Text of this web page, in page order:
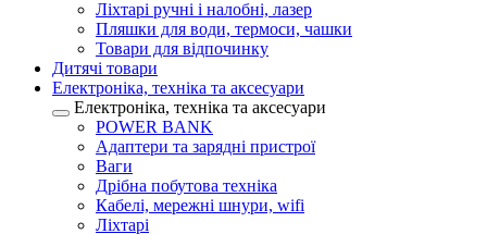
Ліхтарі ручні і налобні, лазер
Пляшки для води, термоси, чашки
Товари для відпочинку
Дитячі товари
Електроніка, техніка та аксесуари
Електроніка, техніка та аксесуари
POWER BANK
Адаптери та зарядні пристрої
Ваги
Дрібна побутова техніка
Кабелі, мережні шнури, wifi
Ліхтарі